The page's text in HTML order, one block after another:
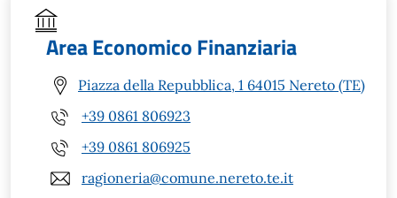
Area Economico Finanziaria
Piazza della Repubblica, 1 64015 Nereto (TE)
+39 0861 806923
+39 0861 806925
ragioneria@comune.nereto.te.it